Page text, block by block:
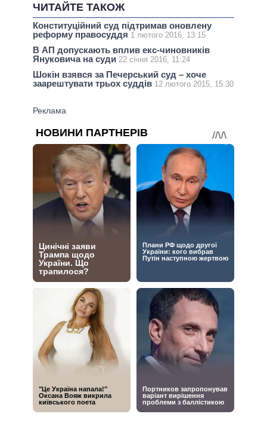
ЧИТАЙТЕ ТАКОЖ
Конституційний суд підтримав оновлену
реформу правосуддя 1 лютого 2016, 13:15
В АП допускають вплив екс-чиновників
Януковича на суди 22 січня 2016, 11:24
Шокін взявся за Печерський суд – хоче
заарештувати трьох суддів 12 лютого 2015, 15:30